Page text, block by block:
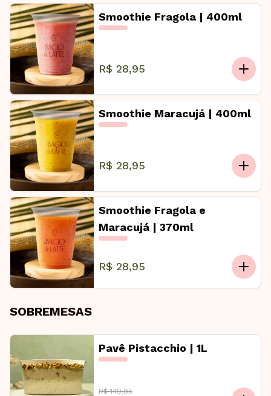
Smoothie Fragola | 400ml
R$ 28,95
Smoothie Maracujá | 400ml
R$ 28,95
Smoothie Fragola e
Maracujá | 370ml
R$ 28,95
SOBREMESAS
Pavê Pistacchio | 1L
R$ 149,95